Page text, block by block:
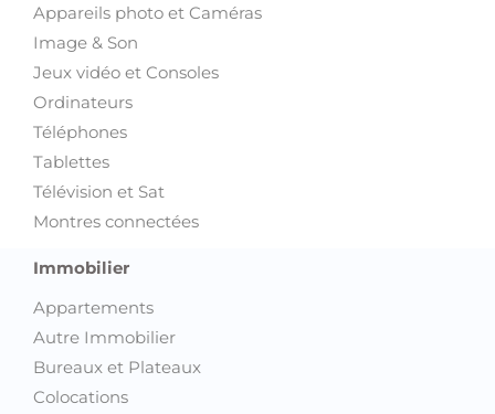
Appareils photo et Caméras
Image & Son
Jeux vidéo et Consoles
Ordinateurs
Téléphones
Tablettes
Télévision et Sat
Montres connectées
Immobilier
Appartements
Autre Immobilier
Bureaux et Plateaux
Colocations